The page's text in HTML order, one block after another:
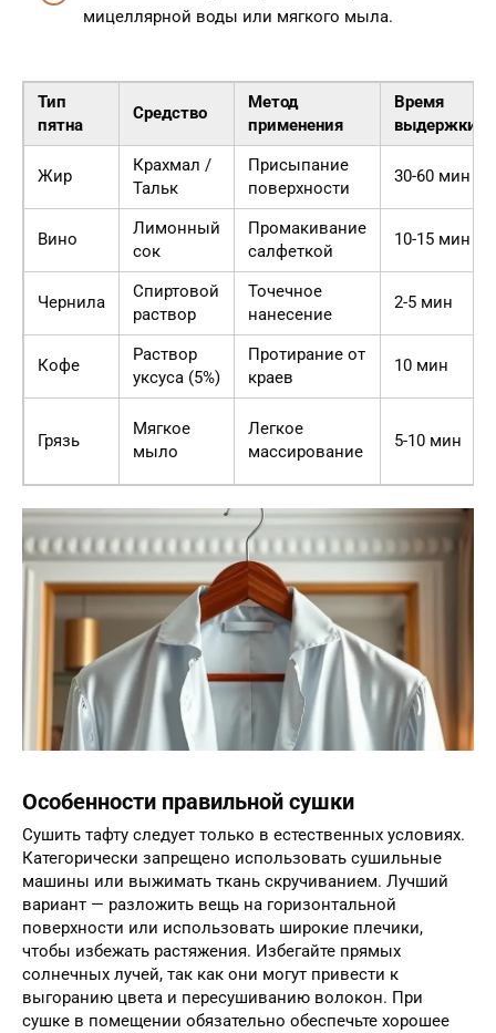
мицеллярной воды или мягкого мыла.
Тип
пятна
Средство
Метод
применения
Время
выдержки
Жир
Крахмал /
Тальк
Присыпание
поверхности
30-60 мин
Вино
Лимонный
сок
Промакивание
салфеткой
10-15 мин
Чернила
Спиртовой
раствор
Точечное
нанесение
2-5 мин
Кофе
Раствор
уксуса (5%)
Протирание от
краев
10 мин
Грязь
Мягкое
мыло
Легкое
массирование
5-10 мин
Особенности правильной сушки
Сушить тафту следует только в естественных условиях.
Категорически запрещено использовать сушильные
машины или выжимать ткань скручиванием. Лучший
вариант — разложить вещь на горизонтальной
поверхности или использовать широкие плечики,
чтобы избежать растяжения. Избегайте прямых
солнечных лучей, так как они могут привести к
выгоранию цвета и пересушиванию волокон. При
сушке в помещении обязательно обеспечьте хорошее